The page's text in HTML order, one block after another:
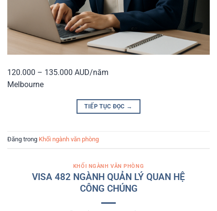
120.000 – 135.000 AUD/năm
Melbourne
TIẾP TỤC ĐỌC →
Đăng trong Khối ngành văn phòng
KHỐI NGÀNH VĂN PHÒNG
VISA 482 NGÀNH QUẢN LÝ QUAN HỆ
CÔNG CHÚNG